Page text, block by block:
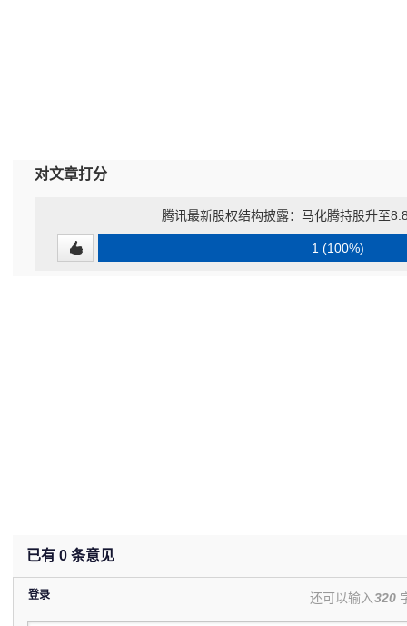
对文章打分
腾讯最新股权结构披露：马化腾持股升至
1 (100%)
已有 0 条意见
登录 还可以输入320